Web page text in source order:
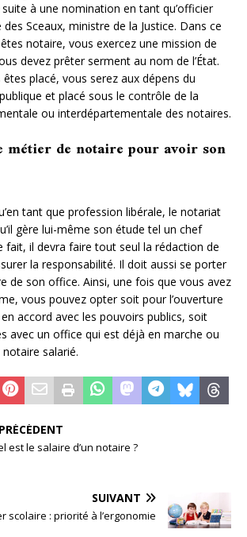
à une nomination en tant qu’officier
Sceaux, ministre de la Justice. Dans ce
notaire, vous exercez une mission de
devez prêter serment au nom de l’État.
placé, vous serez aux dépens du
et placé sous le contrôle de la
ou interdépartementale des notaires.
de notaire pour avoir son
tant que profession libérale, le notariat
gère lui-même son étude tel un chef
fait, il devra faire tout seul la rédaction de
la responsabilité. Il doit aussi se porter
de son office. Ainsi, une fois que vous avez
vous pouvez opter soit pour l’ouverture
accord avec les pouvoirs publics, soit
avec un office qui est déjà en marche ou
salarié.
PRÉCÉDENT
est le salaire d’un notaire ?
SUIVANT
scolaire : priorité à l’ergonomie